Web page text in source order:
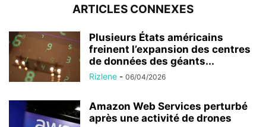
ARTICLES CONNEXES
Plusieurs États américains
freinent l’expansion des centres
de données des géants...
Rizlene - 06/04/2026
Amazon Web Services perturbé
après une activité de drones